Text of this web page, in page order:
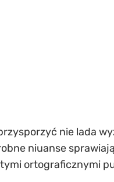
nie lada
niuanse
ortograficznymi